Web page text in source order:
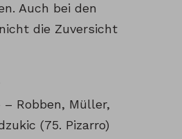
Auch bei den
die Zuversicht
Robben, Müller,
(75. Pizarro)